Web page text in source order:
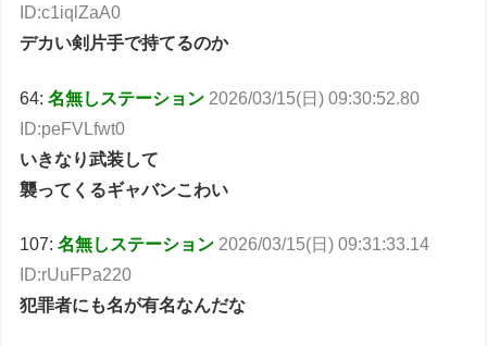
ID:c1iqlZaA0
デカい剣片手で持てるのか
64:名無しステーション 2026/03/15(日) 09:30:52.80
ID:peFVLfwt0
いきなり武装して
襲ってくるギャバンこわい
107:名無しステーション 2026/03/15(日) 09:31:33.14
ID:rUuFPa220
犯罪者にも名が有名なんだな